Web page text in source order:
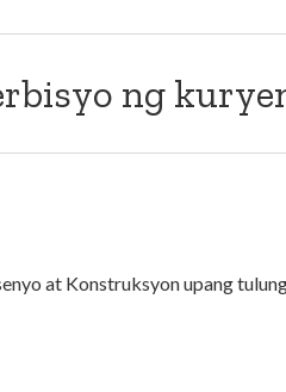
ng
at Konstruksyon upang